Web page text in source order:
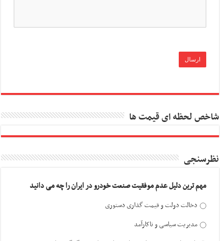
شاخص لحظه ای قیمت ها
نظرسنجی
مهم ترین دلیل عدم موفقیت صنعت خودرو در ایران را چه می دانید
دخالت دولت و قیمت گذاری دستوری
مدیریت سیاسی و ناکارآمد